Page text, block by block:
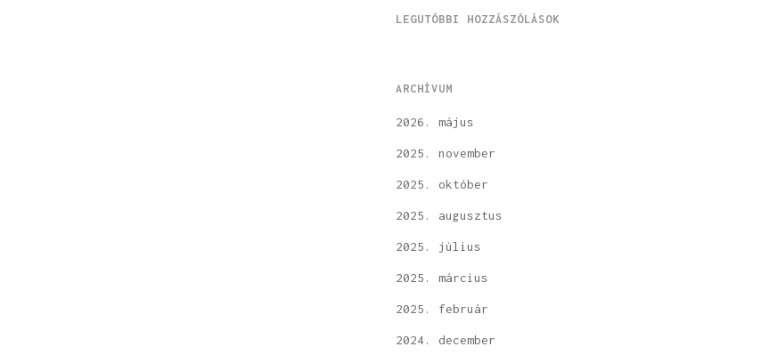
LEGUTÓBBI HOZZÁSZÓLÁSOK
ARCHÍVUM
2026. május
2025. november
2025. október
2025. augusztus
2025. július
2025. március
2025. február
2024. december